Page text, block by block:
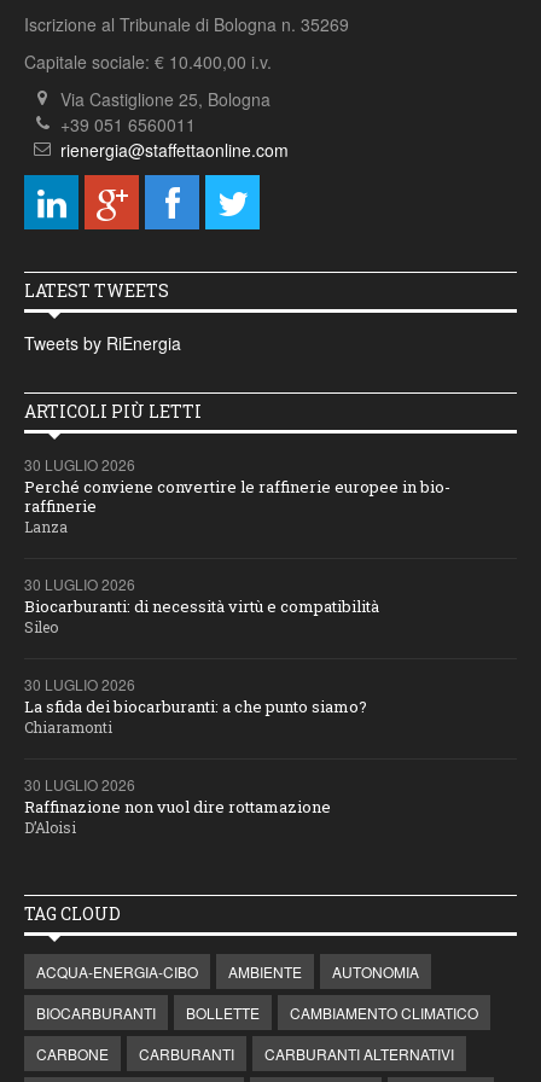
Iscrizione al Tribunale di Bologna n. 35269
Capitale sociale: € 10.400,00 i.v.
Via Castiglione 25, Bologna
+39 051 6560011
rienergia@staffettaonline.com
LATEST TWEETS
Tweets by RiEnergia
ARTICOLI PIÙ LETTI
30 LUGLIO 2026
Perché conviene convertire le raffinerie europee in bio-
raffinerie
Lanza
30 LUGLIO 2026
Biocarburanti: di necessità virtù e compatibilità
Sileo
30 LUGLIO 2026
La sfida dei biocarburanti: a che punto siamo?
Chiaramonti
30 LUGLIO 2026
Raffinazione non vuol dire rottamazione
D’Aloisi
TAG CLOUD
ACQUA-ENERGIA-CIBO AMBIENTE
AUTONOMIA
BIOCARBURANTI
BOLLETTE
CAMBIAMENTO CLIMATICO
CARBONE
CARBURANTI CARBURANTI ALTERNATIVI